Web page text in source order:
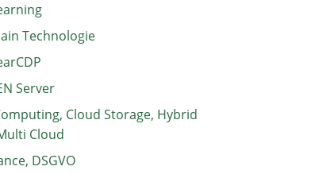
Technologie
Server
Cloud Storage, Hybrid
Cloud
DSGVO